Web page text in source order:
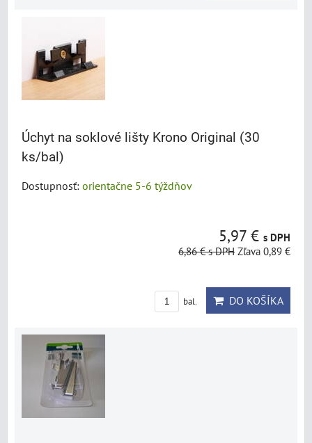
Úchyt na soklové lišty Krono Original (30
ks/bal)
Dostupnosť: orientačne 5-6 týždňov
5,97 € s DPH
6,86 €s DPH Zľava 0,89 €
bal. DO KOŠÍKA